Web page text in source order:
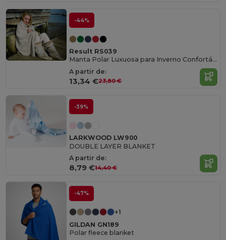
-44%
Result RS039
Manta Polar Luxuosa para Inverno Confortável
A partir de:
13,34 €23,80 €
-39%
LARKWOOD LW900
DOUBLE LAYER BLANKET
A partir de:
8,79 €14,40 €
-47%
+1
GILDAN GN189
Polar fleece blanket